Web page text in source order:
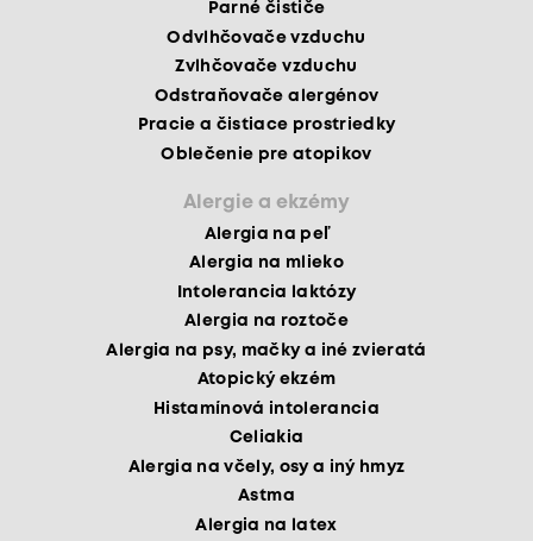
Parné čističe
Odvlhčovače vzduchu
Zvlhčovače vzduchu
Odstraňovače alergénov
Pracie a čistiace prostriedky
Oblečenie pre atopikov
Alergie a ekzémy
Alergia na peľ
Alergia na mlieko
Intolerancia laktózy
Alergia na roztoče
Alergia na psy, mačky a iné zvieratá
Atopický ekzém
Histamínová intolerancia
Celiakia
Alergia na včely, osy a iný hmyz
Astma
Alergia na latex